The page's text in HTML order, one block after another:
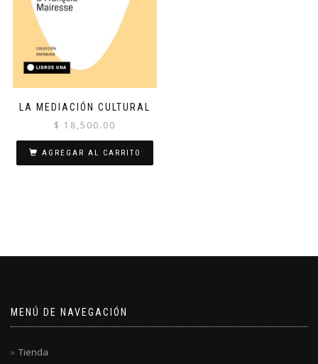
LA MEDIACIÓN CULTURAL
$ 18,500.00
AGREGAR AL CARRITO
MENÚ DE NAVEGACIÓN
Tienda